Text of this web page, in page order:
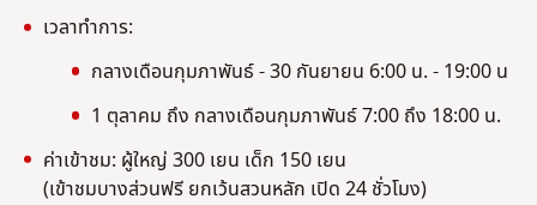
เวลาทำการ:
กลางเดือนกุมภาพันธ์ - 30 กันยายน 6:00 น. - 19:00 น
1 ตุลาคม ถึง กลางเดือนกุมภาพันธ์ 7:00 ถึง 18:00 น.
ค่าเข้าชม: ผู้ใหญ่ 300 เยน เด็ก 150 เยน
(เข้าชมบางส่วนฟรี ยกเว้นสวนหลัก เปิด 24 ชั่วโมง)